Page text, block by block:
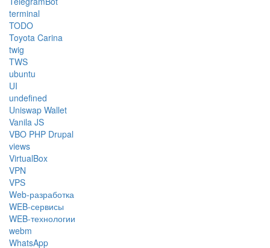
terminal
TODO
Toyota Carina
twig
TWS
ubuntu
UI
undefined
Uniswap Wallet
Vanila JS
VBO PHP Drupal
views
VirtualBox
VPN
VPS
Web-разработка
WEB-сервисы
WEB-технологии
webm
WhatsApp